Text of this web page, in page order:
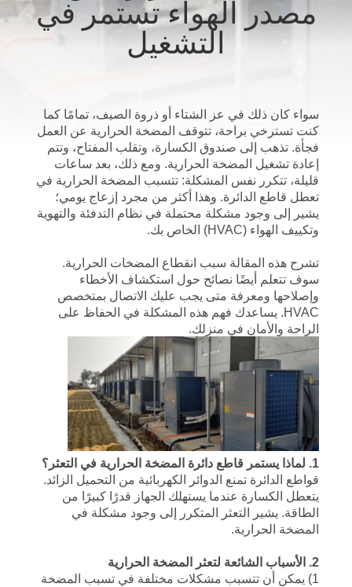
المصنع
الجودة
اتصل
أخبار
القضايا
اطلب
عرض
أسعار
خريطة
الموقع
سياسة
الخصوصية
مصدر الهواء تستمر في
التشغيل
سواء كان ذلك في عز الشتاء أو ذروة الصيف، تمامًا كما
كنت تسترخي براحة، تتوقف المضخة الحرارية عن العمل
فجأة. تذهب إلى صندوق الكسارة، وتقلب المفتاح، وتتم
إعادة تشغيل المضخة الحرارية. ومع ذلك، بعد ساعات
قليلة، تتكرر نفس المشكلة: تتسبب المضخة الحرارية في
تعطل قاطع الدائرة. وهذا أكثر من مجرد إزعاج يومي؛
يشير إلى وجود مشكلة محتملة في نظام التدفئة والتهوية
وتكييف الهواء (HVAC) الخاص بك.
تشرح هذه المقالة سبب انقطاع المضخات الحرارية.
سوف تتعلم أيضًا نصائح حول استكشاف الأخطاء
وإصلاحها ومعرفة متى يجب عليك الاتصال بمتخصص
HVAC. يساعدك فهم هذه المشكلة في الحفاظ على
الراحة والأمان في منزلك.
1. لماذا يستمر قاطع دائرة المضخة الحرارية في التعثر؟
قواطع الدائرة تمنع الدوائر الكهربائية من التحميل الزائد.
يتعطل الكسارة عندما يستهلك الجهاز قدرًا كبيرًا من
الطاقة. يشير التعثر المتكرر إلى وجود مشكلة في
المضخة الحرارية.
2. الأسباب الشائعة لتعثر المضخة الحرارية
1) يمكن أن تتسبب مشكلات مختلفة في تسبب المضخة